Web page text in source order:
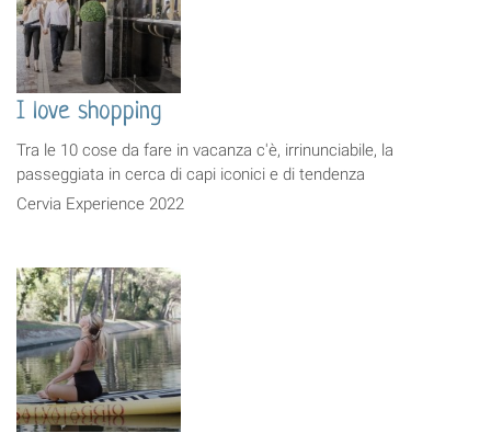
I love shopping
Tra le 10 cose da fare in vacanza c'è, irrinunciabile, la
passeggiata in cerca di capi iconici e di tendenza
Cervia Experience 2022